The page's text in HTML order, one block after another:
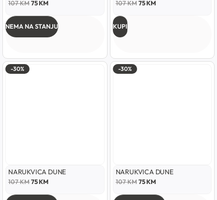
107KM75KM
NEMA NA STANJU
107KM 75KM
KUPI
-30%
NARUKVICA DUNE
107KM75KM
-30%
NARUKVICA DUNE
107KM 75KM